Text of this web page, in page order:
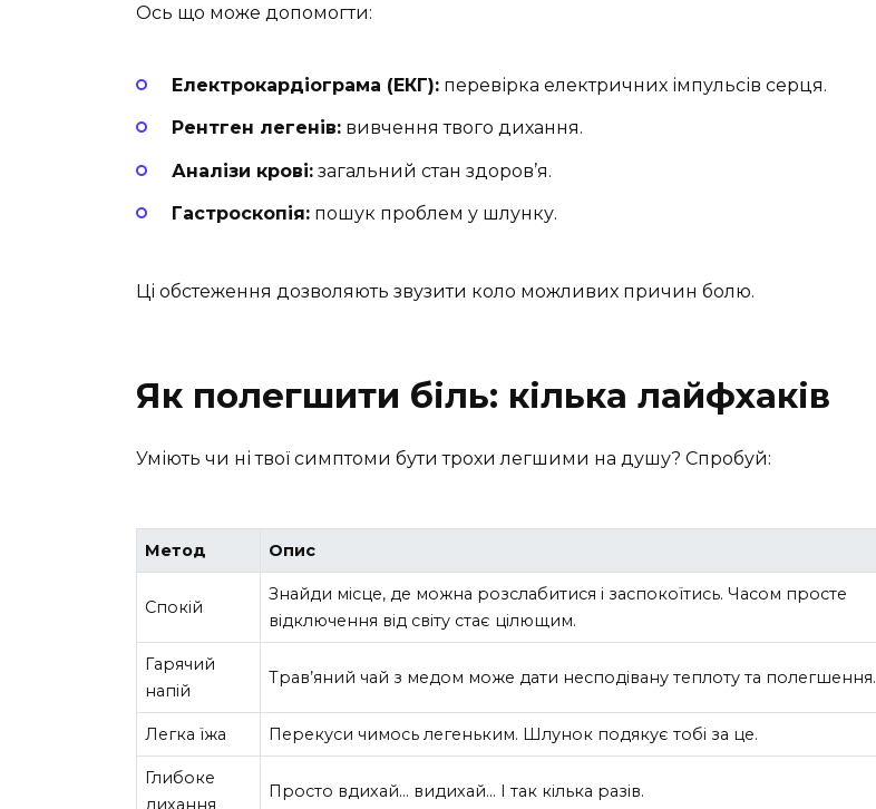
Ось що може допомогти:
Електрокардіограма (ЕКГ): перевірка електричних імпульсів серця.
Рентген легенів: вивчення твого дихання.
Аналізи крові: загальний стан здоров’я.
Гастроскопія: пошук проблем у шлунку.
Ці обстеження дозволяють звузити коло можливих причин болю.
Як полегшити біль: кілька лайфхаків
Уміють чи ні твої симптоми бути трохи легшими на душу? Спробуй:
Метод Опис
Спокій
Знайди місце, де можна розслабитися і заспокоїтись. Часом просте
відключення від світу стає цілющим.
Гарячий
напій
Трав’яний чай з медом може дати несподівану теплоту та полегшення.
Легка їжа Перекуси чимось легеньким. Шлунок подякує тобі за це.
Глибоке
дихання
Просто вдихай… видихай… І так кілька разів.